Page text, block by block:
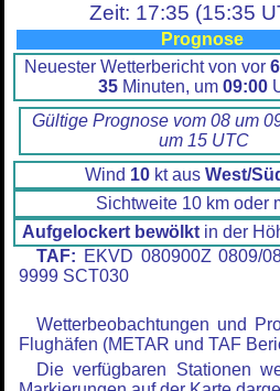
Zeit: 17:35 (15:35
Prognose
Neuester Wetterbericht von vor 6
35 Minuten, um 09:00
Gültige Prognose vom 08 um
um 15 UTC
Wind 10kt aus West/
Sichtweite 10 km oder
Aufgelockert bewölkt in der
TAF: EKVD 080900Z 0809/
9999 SCT030
Wetterbeobachtungen und
Flughäfen (METAR und TAF
Die verfügbaren Stationen